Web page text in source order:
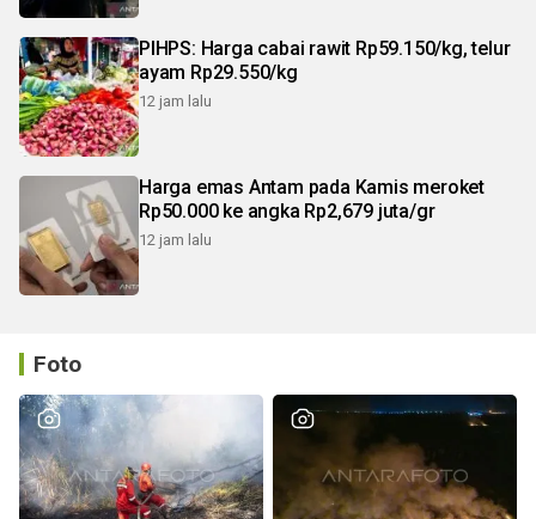
PIHPS: Harga cabai rawit Rp59.150/kg, telur
ayam Rp29.550/kg
12 jam lalu
Harga emas Antam pada Kamis meroket
Rp50.000 ke angka Rp2,679 juta/gr
12 jam lalu
Foto